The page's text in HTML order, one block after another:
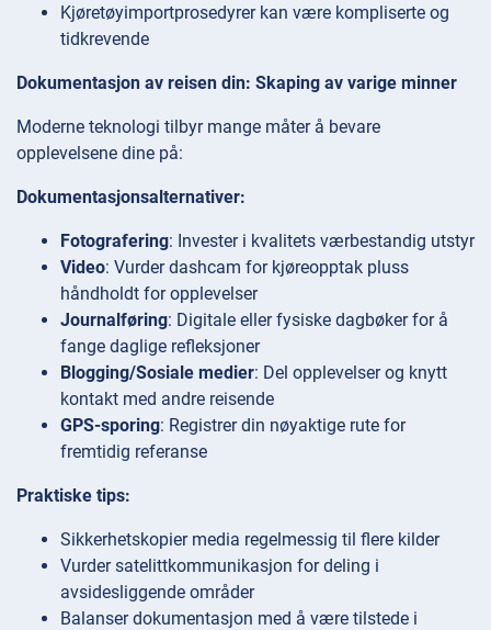
Kjøretøyimportprosedyrer kan være kompliserte og
tidkrevende
Dokumentasjon av reisen din: Skaping av varige minner
Moderne teknologi tilbyr mange måter å bevare
opplevelsene dine på:
Dokumentasjonsalternativer:
Fotografering: Invester i kvalitets værbestandig utstyr
Video: Vurder dashcam for kjøreopptak pluss
håndholdt for opplevelser
Journalføring: Digitale eller fysiske dagbøker for å
fange daglige refleksjoner
Blogging/Sosiale medier: Del opplevelser og knytt
kontakt med andre reisende
GPS-sporing: Registrer din nøyaktige rute for
fremtidig referanse
Praktiske tips:
Sikkerhetskopier media regelmessig til flere kilder
Vurder satelittkommunikasjon for deling i
avsidesliggende områder
Balanser dokumentasjon med å være tilstede i